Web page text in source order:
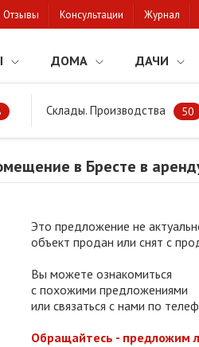
Отзывы Консультации Журнал
ДОМА ДАЧИ
Склады. Производства 50
помещение в Бресте в
в Бресте в
Это предложение не
объект продан или снят с
Вы можете ознакомиться
с похожими предложениями
или связаться с нами по
Обращайтесь - предложим